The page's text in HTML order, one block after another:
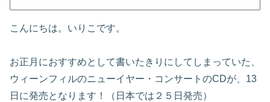
こんにちは。いりこです。
お正月におすすめとして書いたきりにしてしまっていた、
ウィーンフィルのニューイヤー・コンサートのCDが、13
日に発売となります！（日本では２５日発売）